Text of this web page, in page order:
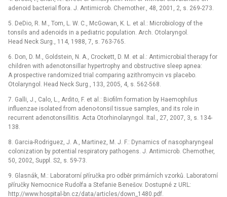
adenoid bacterial flora. J. Antimicrob. Chemother., 48, 2001, 2, s. 269-273.
5. DeDio, R. M., Tom, L. W. C., McGowan, K. L. et al.: Microbiology of the
tonsils and adenoids in a pediatric population. Arch. Otolaryngol.
Head Neck Surg., 114, 1988, 7, s. 763-765.
6. Don, D. M., Goldstein, N. A., Crockett, D. M. et al.: Antimicrobial therapy for
children with adenotonsillar hypertrophy and obstructive sleep apnea:
A prospective randomized trial comparing azithromycin vs placebo.
Otolaryngol. Head Neck Surg., 133, 2005, 4, s. 562-568.
7. Galli, J., Calo, L., Ardito, F. et al.: Biofilm formation by Haemophilus
influenzae isolated from adeno-tonsil tissue samples, and its role in
recurrent adenotonsillitis. Acta Otorhinolaryngol. Ital., 27, 2007, 3, s. 134-
138.
8. Garcia-Rodriguez, J. A., Martinez, M. J. F.: Dynamics of nasopharyngeal
colonization by potential respiratory pathogens. J. Antimicrob. Chemother,
50, 2002, Suppl. S2, s. 59-73.
9. Glasnák, M.: Laboratorní příručka pro odběr primárních vzorků. Laboratorní
příručky Nemocnice Rudolfa a Stefanie Benešov. Dostupné z URL:
http://www.hospital-bn.cz/data/articles/down_1480.pdf.